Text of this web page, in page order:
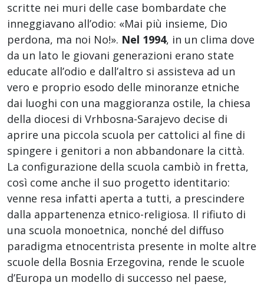
scritte nei muri delle case bombardate che
inneggiavano all’odio: «Mai più insieme, Dio
perdona, ma noi No!». Nel 1994, in un clima dove
da un lato le giovani generazioni erano state
educate all’odio e dall’altro si assisteva ad un
vero e proprio esodo delle minoranze etniche
dai luoghi con una maggioranza ostile, la chiesa
della diocesi di Vrhbosna-Sarajevo decise di
aprire una piccola scuola per cattolici al fine di
spingere i genitori a non abbandonare la città.
La configurazione della scuola cambiò in fretta,
così come anche il suo progetto identitario:
venne resa infatti aperta a tutti, a prescindere
dalla appartenenza etnico-religiosa. Il rifiuto di
una scuola monoetnica, nonché del diffuso
paradigma etnocentrista presente in molte altre
scuole della Bosnia Erzegovina, rende le scuole
d’Europa un modello di successo nel paese,